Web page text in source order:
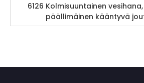
6126 Kolmisuuntainen
päällimäinen kääntyvä